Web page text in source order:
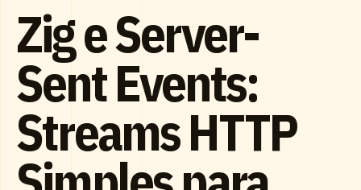
Zig e Server-
Sent Events:
Streams HTTP